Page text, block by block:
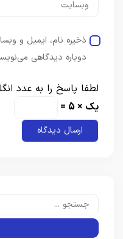
ذخیره نام، ایمیل و
دوباره دیدگاهی
لطفا پاسخ را به عدد
یک × 5 =